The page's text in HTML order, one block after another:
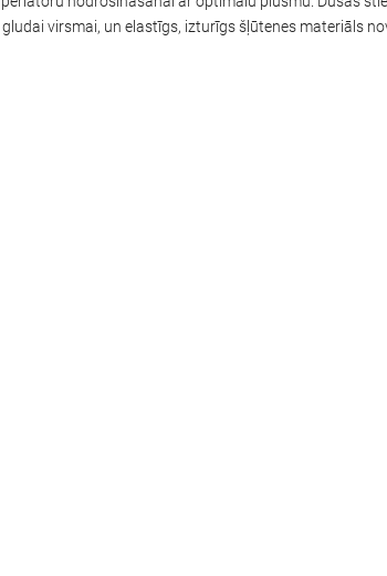
virsmai, un elastīgs, izturīgs šļūtenes materiāls